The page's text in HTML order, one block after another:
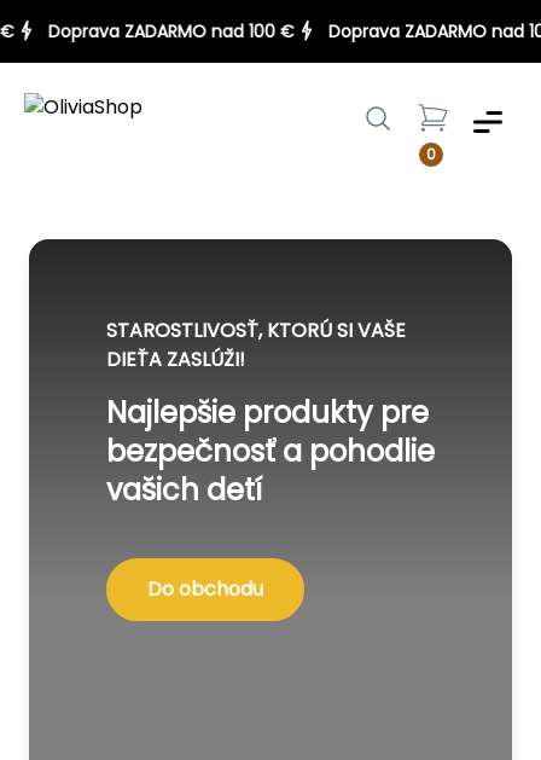
€ Doprava ZADARMO nad 100 € Doprava ZADARMO
0
Menu
STAROSTLIVOSŤ, KTORÚ SI VAŠE
DIEŤA ZASLÚŽI!
Najlepšie produkty pre
bezpečnosť a pohodlie
vašich detí
Do obchodu